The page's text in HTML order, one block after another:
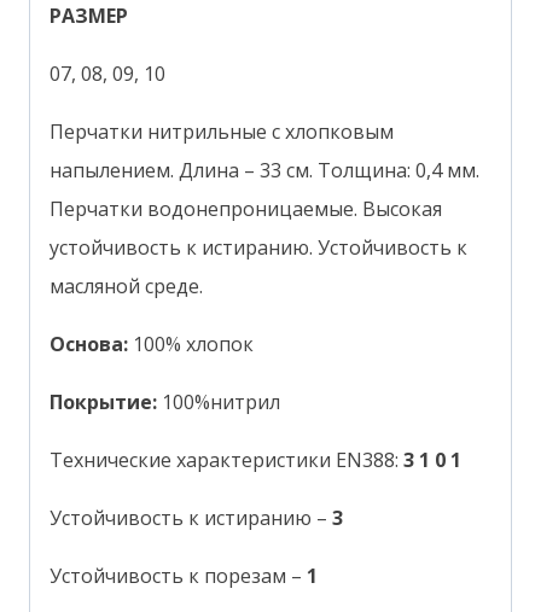
РАЗМЕР
07, 08, 09, 10
Перчатки нитрильные с хлопковым
напылением. Длина – 33 см. Толщина: 0,4 мм.
Перчатки водонепроницаемые. Высокая
устойчивость к истиранию. Устойчивость к
масляной среде.
Основа: 100% хлопок
Покрытие: 100%нитрил
Технические характеристики EN388: 3 1 0 1
Устойчивость к истиранию – 3
Устойчивость к порезам – 1